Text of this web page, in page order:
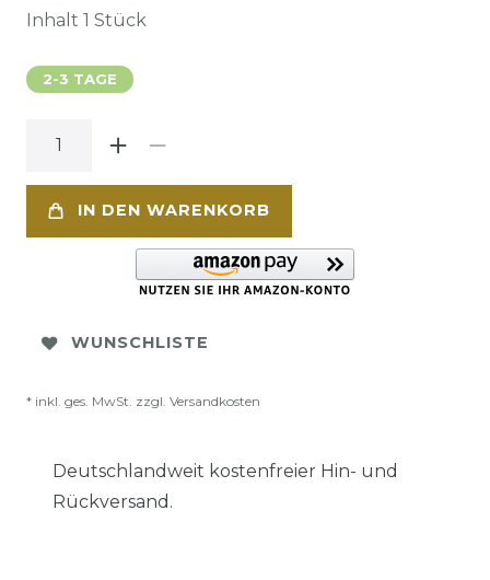
Inhalt 1 Stück
2-3 TAGE
IN DEN WARENKORB
WUNSCHLISTE
* inkl. ges. MwSt. zzgl. Versandkosten
Deutschlandweit kostenfreier Hin- und
Rückversand.